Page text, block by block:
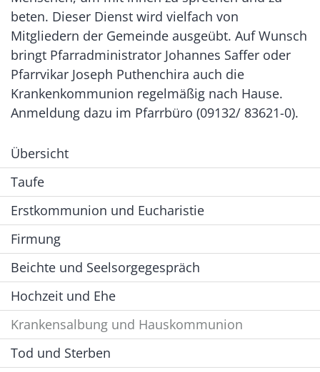
beten. Dieser Dienst wird vielfach von
Mitgliedern der Gemeinde ausgeübt. Auf Wunsch
bringt Pfarradministrator Johannes Saffer oder
Pfarrvikar Joseph Puthenchira auch die
Krankenkommunion regelmäßig nach Hause.
Anmeldung dazu im Pfarrbüro (09132/ 83621-0).
Übersicht
Taufe
Erstkommunion und Eucharistie
Firmung
Beichte und Seelsorgegespräch
Hochzeit und Ehe
Krankensalbung und Hauskommunion
Tod und Sterben